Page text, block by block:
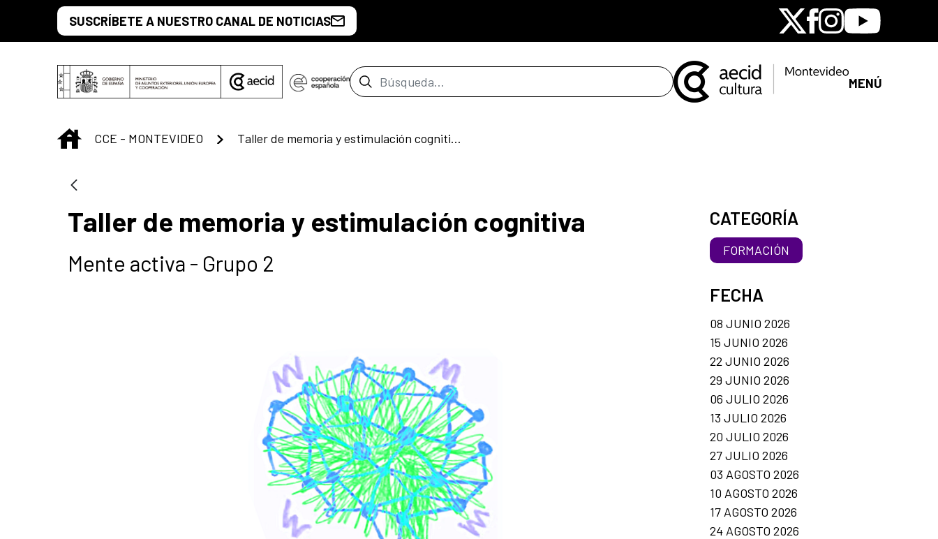
Saltar al contenido principal
SUSCRÍBETE A NUESTRO CANAL DE NOTICIAS X Facebook
Instagram
Youtube
Barra de búsqueda MENÚ
INICIO
CCE - MONTEVIDEO Taller de memoria y estimulación cognitiva
Taller de memoria y estimulación cognitiva
Mente activa - Grupo 2
CATEGORÍA
FORMACIÓN
FECHA
08 JUNIO 2026
15 JUNIO 2026
22 JUNIO 2026
29 JUNIO 2026
06 JULIO 2026
13 JULIO 2026
20 JULIO 2026
27 JULIO 2026
03 AGOSTO 2026
10 AGOSTO 2026
17 AGOSTO 2026
24 AGOSTO 2026